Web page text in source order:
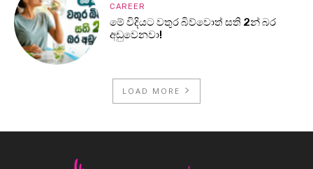
CAREER
මේ විදියට වතුර බිව්වොත් සති 2න් බර
අඩුවෙනවා!
LOAD MORE